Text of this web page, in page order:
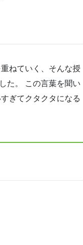
ねていく、そんな授
た。 この言葉を聞い
ぎてクタクタになる